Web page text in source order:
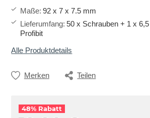
Maße: 92 x 7 x 7.5 mm
Lieferumfang: 50 x Schrauben + 1 x
Profibit
Alle Produktdetails
Merken Teilen
48% Rabatt